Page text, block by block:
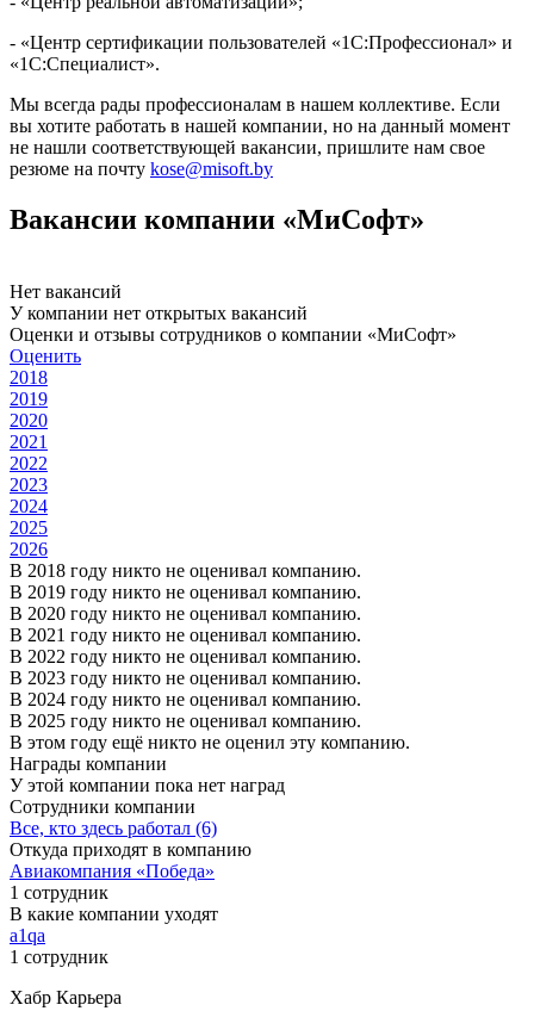
- «Центр сертификации пользователей «1С:Профессионал» и
«1С:Специалист».
Мы всегда рады профессионалам в нашем коллективе. Если
вы хотите работать в нашей компании, но на данный момент
не нашли соответствующей вакансии, пришлите нам свое
резюме на почту kose@misoft.by
Вакансии компании «МиСофт»
Нет вакансий
У компании нет открытых вакансий
Оценки и отзывы сотрудников о компании «МиСофт»
Оценить
2018
2019
2020
2021
2022
2023
2024
2025
2026
В 2018 году никто не оценивал компанию.
В 2019 году никто не оценивал компанию.
В 2020 году никто не оценивал компанию.
В 2021 году никто не оценивал компанию.
В 2022 году никто не оценивал компанию.
В 2023 году никто не оценивал компанию.
В 2024 году никто не оценивал компанию.
В 2025 году никто не оценивал компанию.
В этом году ещё никто не оценил эту компанию.
Награды компании
У этой компании пока нет наград
Сотрудники компании
Все, кто здесь работал (6)
Откуда приходят в компанию
Авиакомпания «Победа»
1 сотрудник
В какие компании уходят
a1qa
1 сотрудник
Хабр Карьера